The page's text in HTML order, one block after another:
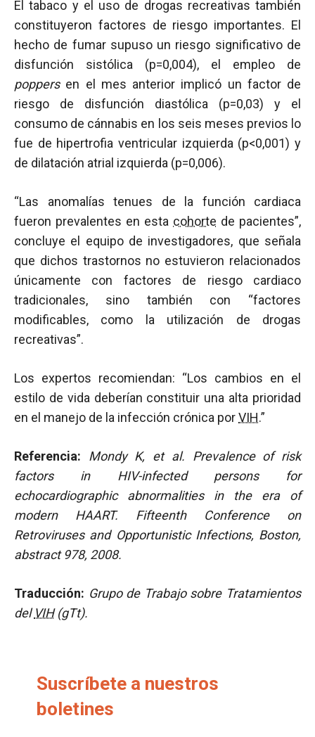
El tabaco y el uso de drogas recreativas también
constituyeron factores de riesgo importantes. El
hecho de fumar supuso un riesgo significativo de
disfunción sistólica (p=0,004), el empleo de
poppersen el mes anterior implicó un factor de
riesgo de disfunción diastólica (p=0,03) y el
consumo de cánnabis en los seis meses previos lo
fue de hipertrofia ventricular izquierda (p<0,001) y
de dilatación atrial izquierda (p=0,006).
“Las anomalías tenues de la función cardiaca
fueron prevalentes en esta cohorte de pacientes”,
concluye el equipo de investigadores, que señala
que dichos trastornos no estuvieron relacionados
únicamente con factores de riesgo cardiaco
tradicionales, sino también con “factores
modificables, como la utilización de drogas
recreativas”.
Los expertos recomiendan: “Los cambios en el
estilo de vida deberían constituir una alta prioridad
en el manejo de la infección crónica porVIH.”
Referencia: Mondy K, et al. Prevalence of risk
factors in HIV-infected persons for
echocardiographic abnormalities in the era of
modern HAART. Fifteenth Conference on
Retroviruses and Opportunistic Infections, Boston,
abstract 978, 2008.
Traducción: Grupo de Trabajo sobre Tratamientos
delVIH(gTt).
Suscríbete a nuestros
boletines